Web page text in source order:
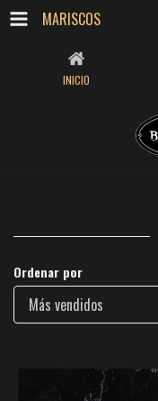
MARISCOS
INICIO
Ordenar por